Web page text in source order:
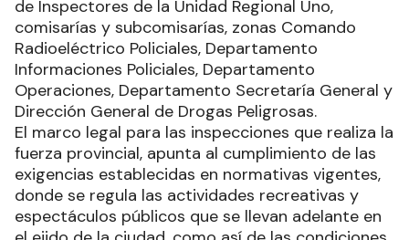
de Inspectores de la Unidad Regional Uno,
comisarías y subcomisarías, zonas Comando
Radioeléctrico Policiales, Departamento
Informaciones Policiales, Departamento
Operaciones, Departamento Secretaría General y
Dirección General de Drogas Peligrosas.
El marco legal para las inspecciones que realiza la
fuerza provincial, apunta al cumplimiento de las
exigencias establecidas en normativas vigentes,
donde se regula las actividades recreativas y
espectáculos públicos que se llevan adelante en